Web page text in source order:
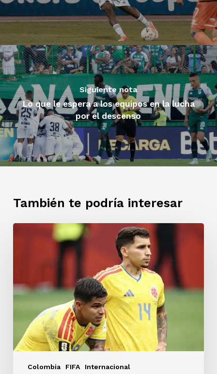
Siguiente nota
Lo que le espera a los equipos en la lucha
por el descenso
También te podría interesar
Colombia FIFA Internacional
se
sueño
mundialista